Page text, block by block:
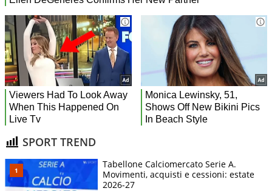
SPORT TREND
Tabellone Calciomercato Serie A.
Movimenti, acquisti e cessioni: estate
2026-27